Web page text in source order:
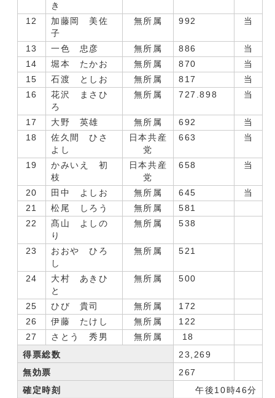
き
12
加藤岡 美佐
子
無所属 992 当
13 一色 忠彦 無所属 886
当
14
堀本 たかお 無所属 870
当
15
石渡 としお 無所属 817
当
16
花沢 まさひ
ろ
無所属 727.898 当
17 大野 英雄 無所属 692
当
18
佐久間 ひさ
よし
日本共産
党
663 当
19
かみいえ 初
枝
日本共産
党
658 当
20 田中 よしお 無所属 645
当
21
松尾 しろう 無所属
581
22
髙山 よしの
り
無所属 538
23
おおや ひろ
し
無所属 521
24
大村 あきひ
と
無所属 500
25 ひび 貴司 無所属
172
26
伊藤 たけし 無所属
122
27
さとう 秀男 無所属
18
得票総数
23,269
無効票
267
確定時刻
午後10時46分